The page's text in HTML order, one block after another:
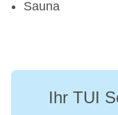
Sauna
Ihr TUI